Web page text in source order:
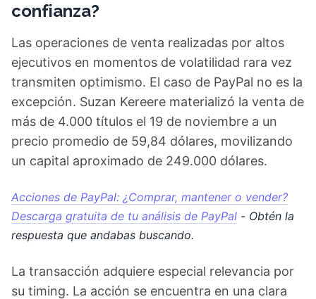
confianza?
Las operaciones de venta realizadas por altos
ejecutivos en momentos de volatilidad rara vez
transmiten optimismo. El caso de PayPal no es la
excepción. Suzan Kereere materializó la venta de
más de 4.000 títulos el 19 de noviembre a un
precio promedio de 59,84 dólares, movilizando
un capital aproximado de 249.000 dólares.
Acciones de PayPal: ¿Comprar, mantener o vender?
Descarga gratuita de tu análisis de PayPal - Obtén la
respuesta que andabas buscando.
La transacción adquiere especial relevancia por
su timing. La acción se encuentra en una clara